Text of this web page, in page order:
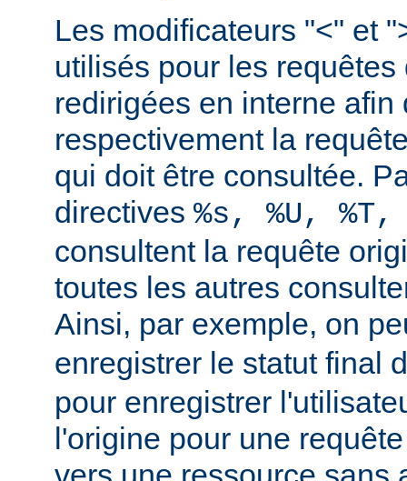
Les modificateurs "<" et
utilisés pour les requêtes
redirigées en interne afin
respectivement la
qui doit être consultée.
directives %s, %U, %T,
consultent la requête
toutes les autres
Ainsi, par exemple, on
enregistrer le statut final
pour enregistrer
l'origine pour une